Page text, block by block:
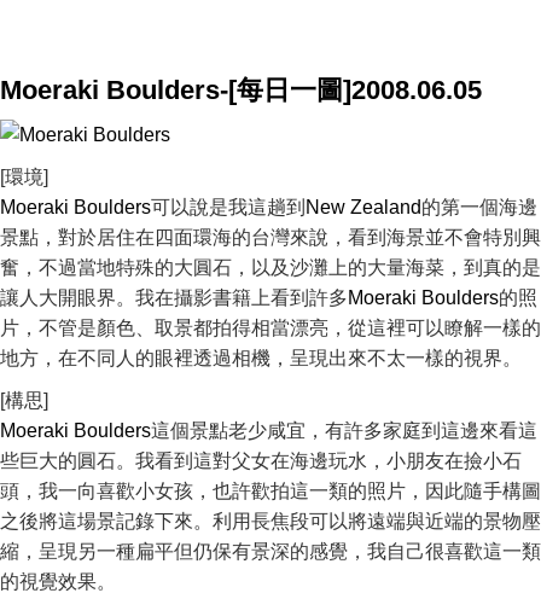
Moeraki Boulders-[每日一圖]2008.06.05
[環境]
Moeraki Boulders可以說是我這趟到 New Zealand的第一個海邊
景點，對於居住在四面環海的台灣來說，看到海景並不會特別興
奮，不過當地特殊的大圓石，以及沙灘上的大量海菜，到真的是
讓人大開眼界。我在攝影書籍上看到許多Moeraki Boulders的照
片，不管是顏色、取景都拍得相當漂亮，從這裡可以瞭解一樣的
地方，在不同人的眼裡透過相機，呈現出來不太一樣的視界。
[構思]
Moeraki Boulders這個景點老少咸宜，有許多家庭到這邊來看這
些巨大的圓石。我看到這對父女在海邊玩水，小朋友在撿小石
頭，我一向喜歡小女孩，也許歡拍這一類的照片，因此隨手構圖
之後將這場景記錄下來。利用長焦段可以將遠端與近端的景物壓
縮，呈現另一種扁平但仍保有景深的感覺，我自己很喜歡這一類
的視覺效果。